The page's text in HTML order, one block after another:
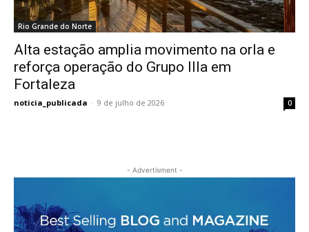
Rio Grande do Norte
Alta estação amplia movimento na orla e
reforça operação do Grupo Illa em
Fortaleza
noticia_publicada - 9 de julho de 2026 0
- Advertisment -